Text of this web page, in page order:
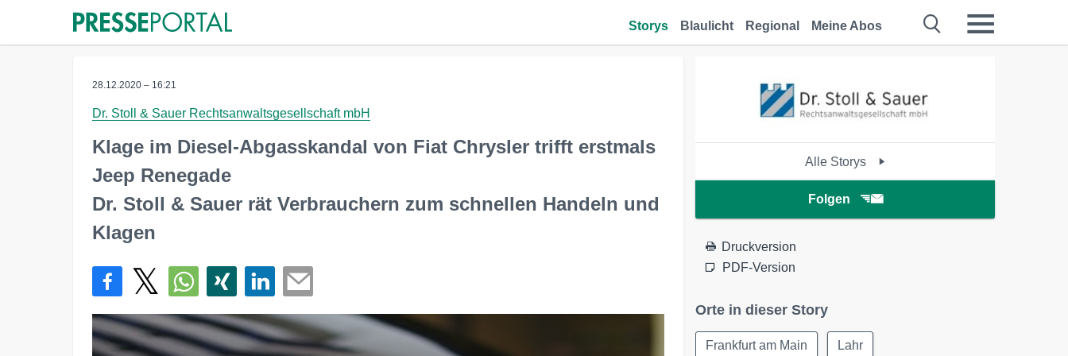
Storys Blaulicht Regional Meine Abos
28.12.2020 – 16:21
Dr. Stoll & Sauer Rechtsanwaltsgesellschaft mbH
Klage im Diesel-Abgasskandal von Fiat Chrysler trifft erstmals
Jeep Renegade
Dr. Stoll & Sauer rät Verbrauchern zum schnellen Handeln und
Klagen
Alle Storys
Folgen
Druckversion
PDF-Version
Orte in dieser Story
Frankfurt am Main Lahr